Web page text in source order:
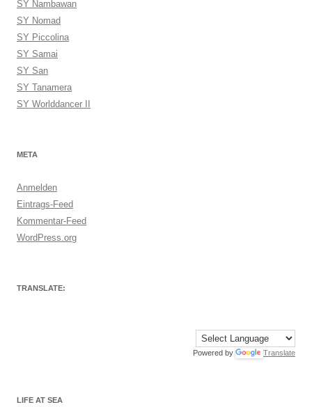
SY Nambawan
SY Nomad
SY Piccolina
SY Samai
SY San
SY Tanamera
SY Worlddancer II
META
Anmelden
Eintrags-Feed
Kommentar-Feed
WordPress.org
TRANSLATE:
Powered by Translate
LIFE AT SEA